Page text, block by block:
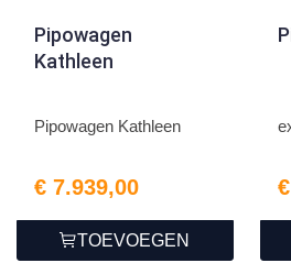
Pipowagen
Kathleen
Pipowagen Kathleen
€ 7.939,00
TOEVOEGEN